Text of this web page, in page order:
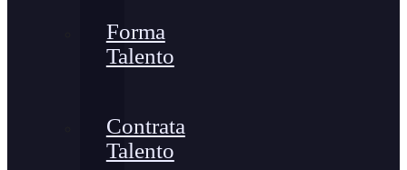
Forma
Talento
Contrata
Talento